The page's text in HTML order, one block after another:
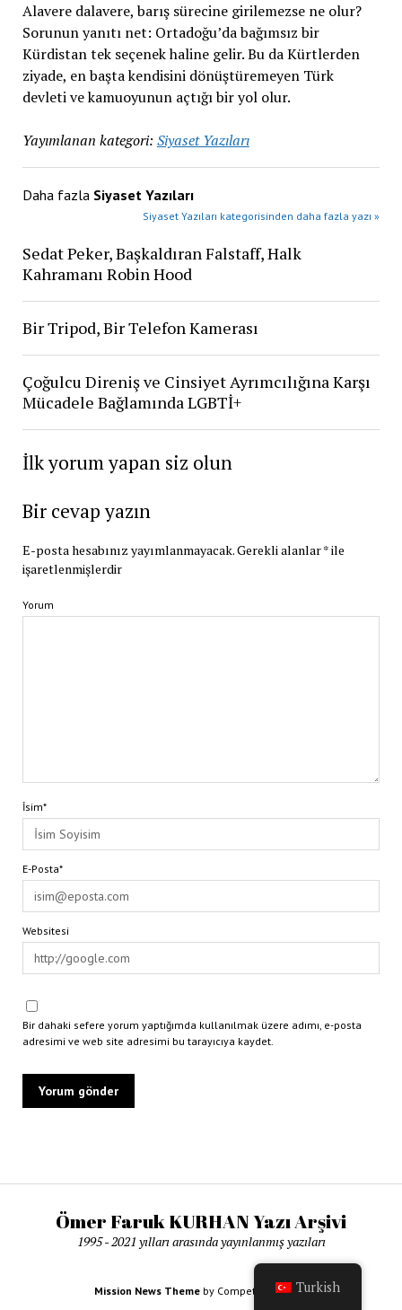
Alavere dalavere, barış sürecine girilemezse ne olur?
Sorunun yanıtı net: Ortadoğu’da bağımsız bir
Kürdistan tek seçenek haline gelir. Bu da Kürtlerden
ziyade, en başta kendisini dönüştüremeyen Türk
devleti ve kamuoyunun açtığı bir yol olur.
Yayımlanan kategori: Siyaset Yazıları
Daha fazla Siyaset Yazıları
Siyaset Yazıları kategorisinden daha fazla yazı »
Sedat Peker, Başkaldıran Falstaff, Halk
Kahramanı Robin Hood
Bir Tripod, Bir Telefon Kamerası
Çoğulcu Direniş ve Cinsiyet Ayrımcılığına Karşı
Mücadele Bağlamında LGBTİ+
İlk yorum yapan siz olun
Bir cevap yazın
E-posta hesabınız yayımlanmayacak.Gerekli alanlar*ile
işaretlenmişlerdir
Yorum
İsim*
E-Posta*
Websitesi
Bir dahaki sefere yorum yaptığımda kullanılmak üzere adımı, e-posta
adresimi ve web site adresimi bu tarayıcıya kaydet.
Ömer Faruk KURHAN Yazı Arşivi
1995 - 2021 yılları arasında yayınlanmış yazıları
Mission News Theme by Compete Themes.Turkish